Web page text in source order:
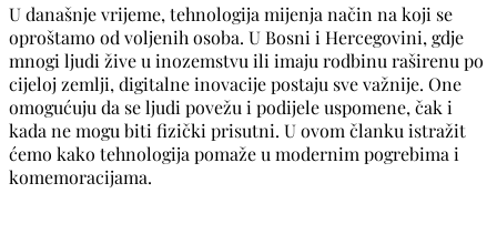
U današnje vrijeme, tehnologija mijenja način na koji se
oproštamo od voljenih osoba. U Bosni i Hercegovini, gdje
mnogi ljudi žive u inozemstvu ili imaju rodbinu raširenu po
cijeloj zemlji, digitalne inovacije postaju sve važnije. One
omogućuju da se ljudi povežu i podijele uspomene, čak i
kada ne mogu biti fizički prisutni. U ovom članku istražit
ćemo kako tehnologija pomaže u modernim pogrebima i
komemoracijama.